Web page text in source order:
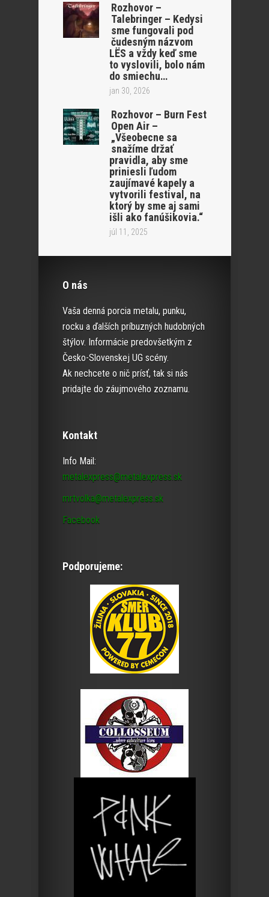
Rozhovor –
Talebringer – Kedysi
sme fungovali pod
čudesným názvom
LËS a vždy keď sme
to vyslovili, bolo nám
do smiechu…
jan 30, 2026
Rozhovor – Burn Fest
Open Air –
„Všeobecne sa
snažíme držať
pravidla, aby sme
priniesli ľudom
zaujímavé kapely a
vytvorili festival, na
ktorý by sme aj sami
išli ako fanúšikovia.“
júl 11, 2025
O nás
Vaša denná porcia metalu, punku,
rocku a ďalších príbuzných hudobných
štýlov. Informácie predovšetkým z
Česko-Slovenskej UG scény.
Ak nechcete o nič prísť, tak si nás
pridajte do záujmového zoznamu.
Kontakt
Info Mail:
metalexpress@metalexpress.sk
mrtvolka@metalexpress.sk
Facebook
Podporujeme: